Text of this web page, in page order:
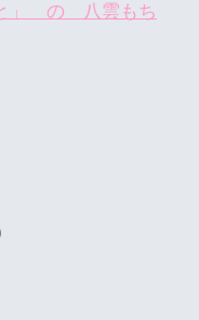
」 の 八雲もち